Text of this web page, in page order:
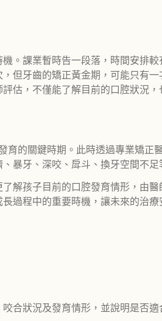
。課業暫時告一段落，時間安排
但牙齒的矯正黃金期，可能只有一
估，不僅能了解目前的口腔狀況
育的關鍵時期。此時透過專業矯正
暴牙、深咬、戽斗、換牙空間不足
解孩子目前的口腔發育情形，由醫
過程中的重要時機，讓未來的治
合狀況及發育情形，並說明是否